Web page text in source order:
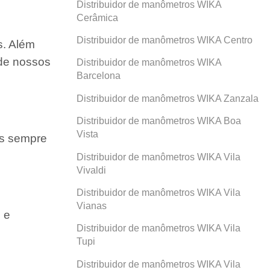
Além
nossos
sempre
e
Distribuidor de manômetros WIKA
Cerâmica
Distribuidor de manômetros WIKA Centro
Distribuidor de manômetros WIKA
Barcelona
Distribuidor de manômetros WIKA Zanzala
Distribuidor de manômetros WIKA Boa
Vista
Distribuidor de manômetros WIKA Vila
Vivaldi
Distribuidor de manômetros WIKA Vila
Vianas
Distribuidor de manômetros WIKA Vila
Tupi
Distribuidor de manômetros WIKA Vila